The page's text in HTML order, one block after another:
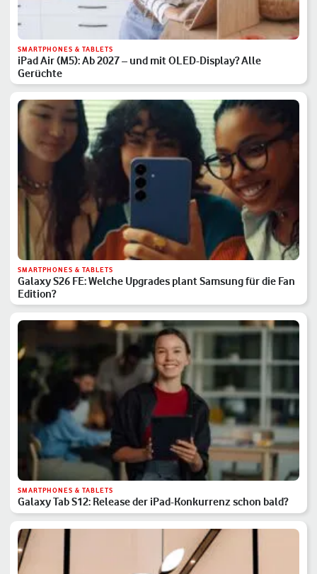
SMARTPHONES & TABLETS
iPad Air (M5): Ab 2027 – und mit OLED-Display? Alle
Gerüchte
SMARTPHONES & TABLETS
Galaxy S26 FE: Welche Upgrades plant Samsung für die Fan
Edition?
SMARTPHONES & TABLETS
Galaxy Tab S12: Release der iPad-Konkurrenz schon bald?